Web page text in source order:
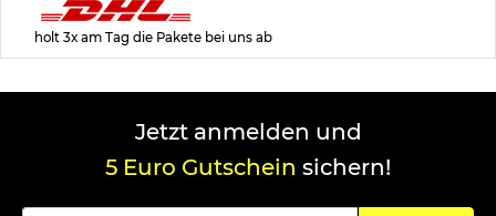
holt 3x am Tag die Pakete bei uns ab
Jetzt anmelden und
5 Euro Gutschein sichern!